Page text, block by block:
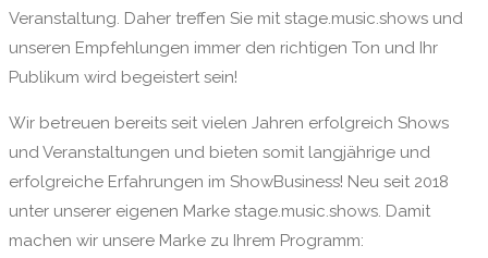
Veranstaltung. Daher treffen Sie mit stage.music.shows und
unseren Empfehlungen immer den richtigen Ton und Ihr
Publikum wird begeistert sein!
Wir betreuen bereits seit vielen Jahren erfolgreich Shows
und Veranstaltungen und bieten somit langjährige und
erfolgreiche Erfahrungen im ShowBusiness! Neu seit 2018
unter unserer eigenen Marke stage.music.shows. Damit
machen wir unsere Marke zu Ihrem Programm: